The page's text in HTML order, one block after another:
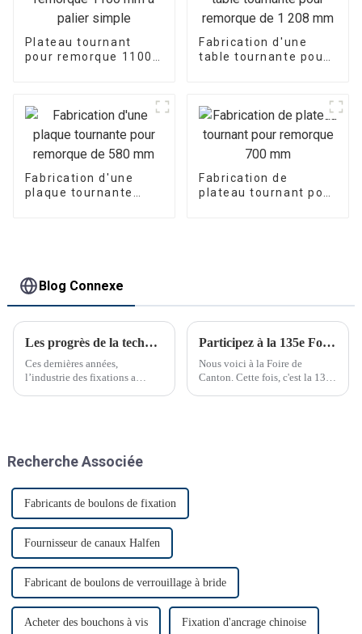
Plateau tournant
pour remorque 1100
Fabrication d'une
table tournante pour
Fabrication d'une
plaque tournante
Fabrication de
plateau tournant pour
Blog Connexe
Les progrès de la technologie de fixation transforment les industries
Ces dernières années,
l’industrie des fixations a
Participez à la 135e Foire de Canton
Nous voici à la Foire de
Canton. Cette fois, c'est la 135e
Recherche Associée
Fabricants de boulons de fixation
Fournisseur de canaux Halfen
Fabricant de boulons de verrouillage à bride
Acheter des bouchons à vis Fixation d'ancrage chinoise